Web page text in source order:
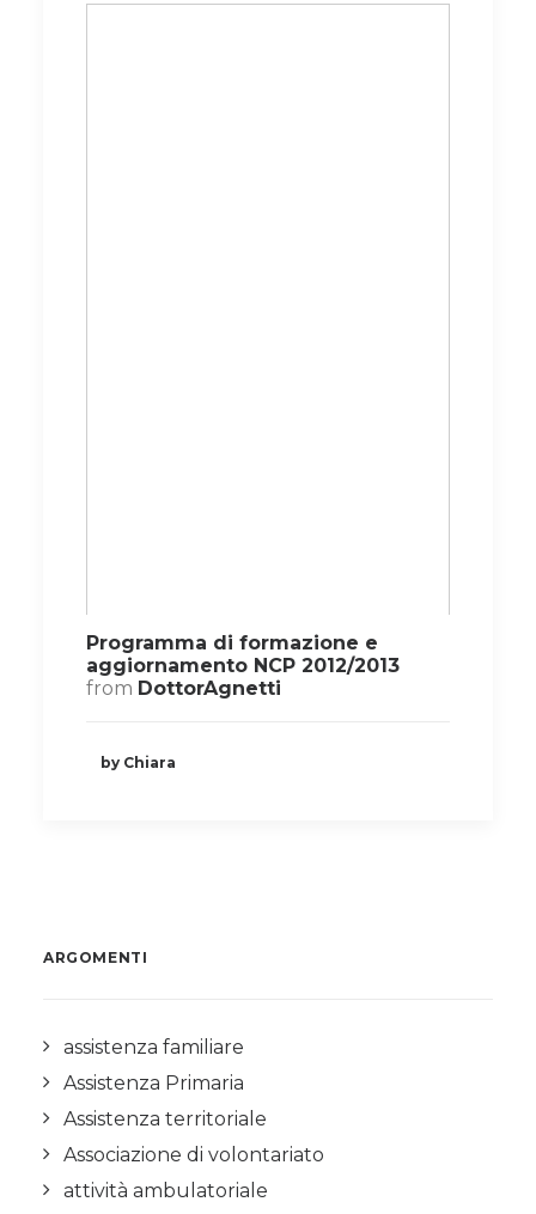
Programma di formazione e
aggiornamento NCP 2012/2013
from DottorAgnetti
by Chiara
ARGOMENTI
assistenza familiare
Assistenza Primaria
Assistenza territoriale
Associazione di volontariato
attività ambulatoriale